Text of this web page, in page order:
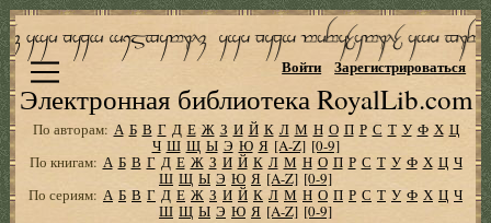
Электронная библиотека RoyalLib.com
Войти Зарегистрироваться
По авторам: А Б В Г Д Е Ж З И Й К Л М Н О П Р С Т У Ф Х Ц
Ч Ш Щ Ы Э Ю Я [A-Z] [0-9]
По книгам: А Б В Г Д Е Ж З И Й К Л М Н О П Р С Т У Ф Х Ц Ч
Ш Щ Ы Э Ю Я [A-Z] [0-9]
По сериям: А Б В Г Д Е Ж З И Й К Л М Н О П Р С Т У Ф Х Ц Ч
Ш Щ Ы Э Ю Я [A-Z] [0-9]